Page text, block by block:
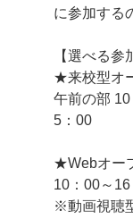
に参加する
【選べる参
★来校型オ
午前の部
5：00
★Webオー
10：00～
※動画視聴